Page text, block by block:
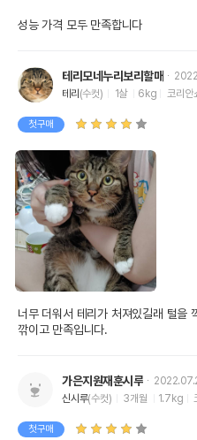
성능 가격 모두 만족합니다
테리모네누리보리할매
테리 (수컷) 1살 6kg 코리안
첫구매
너무 더워서 테리가 처져있길래 털을
깎이고 만족입니다.
가은지원재훈시루
신시루(수컷) 3개월 1.7kg
첫구매